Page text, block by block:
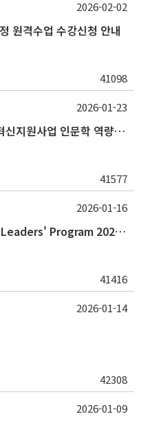
원격수업 수강신청 안내
41098
2026-02-02
(~1/30) 2026학년도 1학기 대학혁신지원사업 인문학 역량강화 학업지원금 지원 선발 안내(학·석·박사)
41577
2026-01-23
(~1/22) APRU Undergraduate Leaders' Program 2026 프로그램 참가자 모집
41416
2026-01-16
42308
2026-01-14
2026-01-09